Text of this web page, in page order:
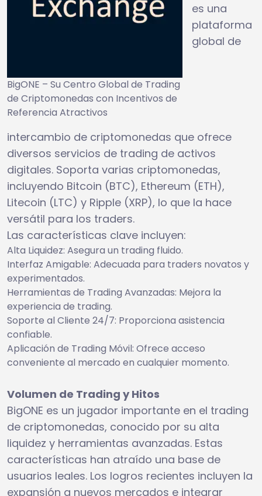
BigONE – Su Centro Global de Trading
de Criptomonedas con Incentivos de
Referencia Atractivos
es una
plataforma
global de
intercambio de criptomonedas que ofrece
diversos servicios de trading de activos
digitales. Soporta varias criptomonedas,
incluyendo Bitcoin (BTC), Ethereum (ETH),
Litecoin (LTC) y Ripple (XRP), lo que la hace
versátil para los traders.
Las características clave incluyen:
Alta Liquidez: Asegura un trading fluido.
Interfaz Amigable: Adecuada para traders novatos y
experimentados.
Herramientas de Trading Avanzadas: Mejora la
experiencia de trading.
Soporte al Cliente 24/7: Proporciona asistencia
confiable.
Aplicación de Trading Móvil: Ofrece acceso
conveniente al mercado en cualquier momento.
Volumen de Trading y Hitos
BigONE es un jugador importante en el trading
de criptomonedas, conocido por su alta
liquidez y herramientas avanzadas. Estas
características han atraído una base de
usuarios leales. Los logros recientes incluyen la
expansión a nuevos mercados e integrar